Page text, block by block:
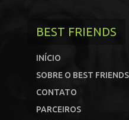
BEST FRIENDS
INÍCIO
SOBRE O BEST FRIENDS
CONTATO
PARCEIROS